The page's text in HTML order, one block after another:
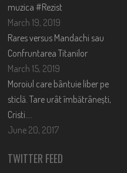
muzica #Rezist
March 19, 2019
Rares versus Mandachi sau
Confruntarea Titanilor
March 15, 2019
Moroiul care bântuie liber pe
sticlă. Tare urât îmbătrânești,
Cristi….
June 20, 2017
TWITTER FEED